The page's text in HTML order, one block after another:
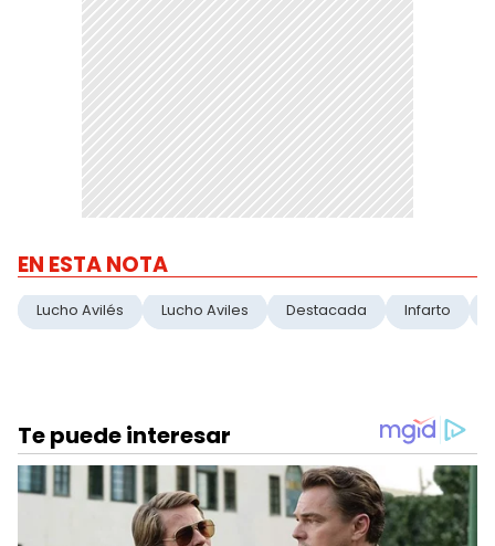
EN ESTA NOTA
Lucho Avilés Lucho Aviles Destacada Infarto